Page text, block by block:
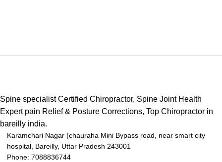
Spine specialist Certified Chiropractor, Spine Joint Health
Expert pain Relief & Posture Corrections, Top Chiropractor in
bareilly india.
Karamchari Nagar (chauraha Mini Bypass road, near smart city
hospital, Bareilly, Uttar Pradesh 243001
Phone: 7088836744